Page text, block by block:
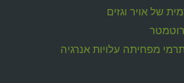
של אויר וגזים
מפחיתה עלויות אנרגיה